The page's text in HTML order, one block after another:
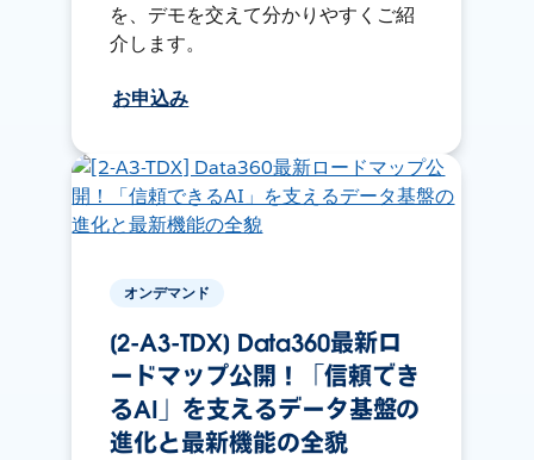
を、デモを交えて分かりやすくご紹
介します。
お申込み
オンデマンド
[2-A3-TDX] Data360最新ロ
ードマップ公開！「信頼でき
るAI」を支えるデータ基盤の
進化と最新機能の全貌